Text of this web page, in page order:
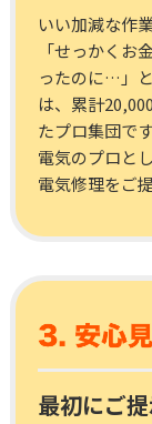
いい加減な作
「せっかくお
ったのに…」
は、累計
たプロ集団です
電気のプロと
電気修理をご
最初にご